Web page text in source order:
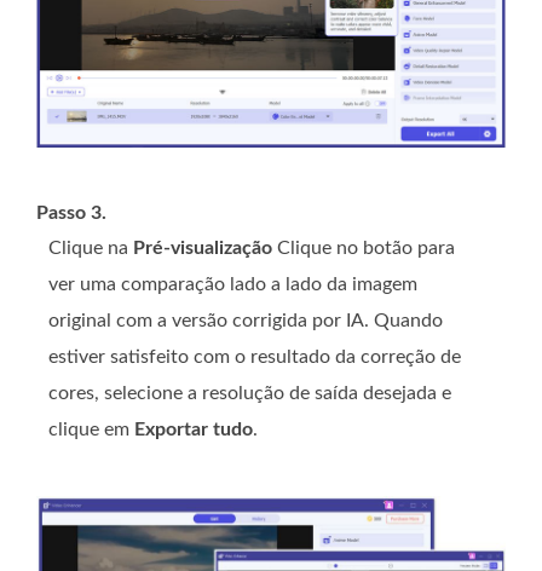
Passo 3.
Clique na Pré-visualização Clique no botão para
ver uma comparação lado a lado da imagem
original com a versão corrigida por IA. Quando
estiver satisfeito com o resultado da correção de
cores, selecione a resolução de saída desejada e
clique em Exportar tudo.